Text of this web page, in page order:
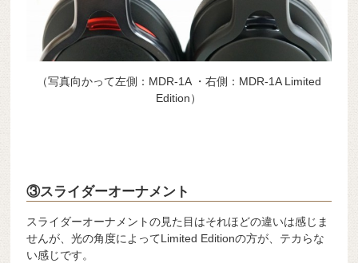
（写真向かって左側：MDR-1A ・右側：MDR-1A Limited
Edition）
③スライダーオーナメント
スライダーオーナメントの見た目はそれほどの違いは感じま
せんが、光の角度によってLimited Editionの方が、テカらな
い感じです。